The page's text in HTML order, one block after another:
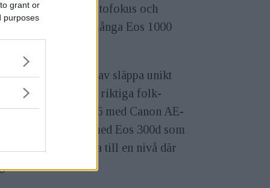
grant or
purposes
fokus till autofokus och
90-talet guppade många Eos 1000
har en historia av av släppa unikt
kameror som blir riktiga folk-
Det skedde 1976 med Canon AE-
så sent som 2003 med Eos 300d som
systemkamerorna till en nivå där